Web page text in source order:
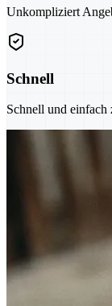
Unkompliziert
Schnell
Schnell und einfach